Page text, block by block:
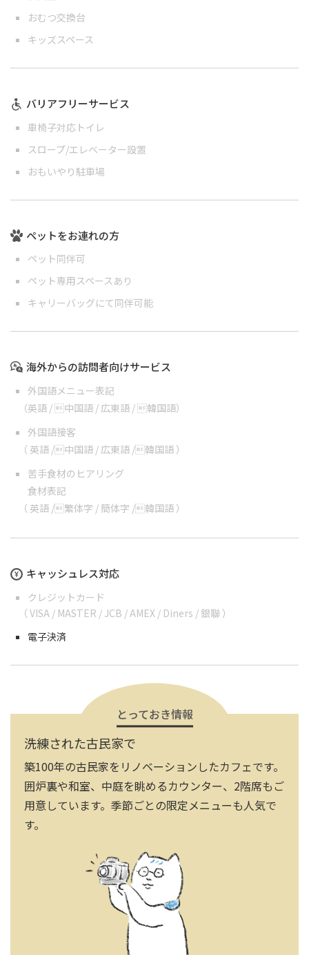
おむつ交換台
キッズスペース
バリアフリーサービス
車椅子対応トイレ
スロープ/エレベーター設置
おもいやり駐車場
ペットをお連れの方
ペット同伴可
ペット専用スペースあり
キャリーバッグにて同伴可能
海外からの訪問者向けサービス
外国語メニュー表記
（英語 /中国語 / 広東語 /韓国語）
外国語接客
（ 英語 /中国語 / 広東語 /韓国語 ）
苦手食材のヒアリング
食材表記
（ 英語 /繁体字 / 簡体字 /韓国語 ）
キャッシュレス対応
クレジットカード
（ VISA / MASTER / JCB / AMEX / Diners / 銀聯 ）
電子決済
洗練された古民家で
築100年の古民家をリノベーションしたカフェです。
囲炉裏や和室、中庭を眺めるカウンター、2階席もご
用意しています。季節ごとの限定メニューも人気で
す。
とっておき情報